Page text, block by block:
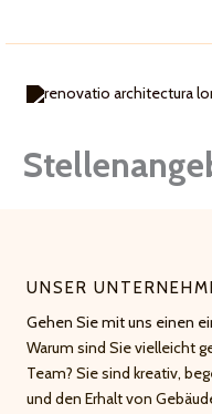
UNSER
Gehen Sie mit uns einen
Warum sind Sie vielleicht
Team? Sie sind kreativ,
und den Erhalt von